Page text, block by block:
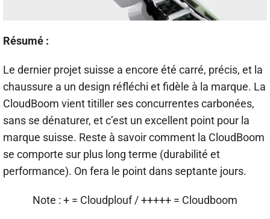
Résumé :
Le dernier projet suisse a encore été carré, précis, et la
chaussure a un design réfléchi et fidèle à la marque. La
CloudBoom vient titiller ses concurrentes carbonées,
sans se dénaturer, et c’est un excellent point pour la
marque suisse. Reste à savoir comment la CloudBoom
se comporte sur plus long terme (durabilité et
performance). On fera le point dans septante jours.
Note : + = Cloudplouf / +++++ = Cloudboom